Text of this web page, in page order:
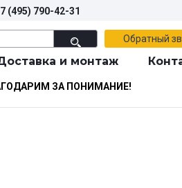
(495) 790-42-31
Обратный
и монтаж
ЗА ПОНИМАНИЕ!